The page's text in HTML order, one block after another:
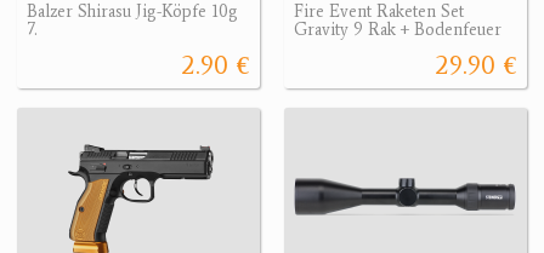
Balzer Shirasu Jig-Köpfe 10g
7.
2.90 €
Fire Event Raketen Set
Gravity 9 Rak + Bodenfeuer
29.90 €